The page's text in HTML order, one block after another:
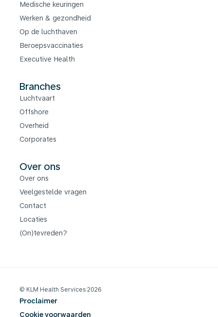
Medische keuringen
Werken & gezondheid
Op de luchthaven
Beroepsvaccinaties
Executive Health
Branches
Luchtvaart
Offshore
Overheid
Corporates
Over ons
Over ons
Veelgestelde vragen
Contact
Locaties
(On)tevreden?
© KLM Health Services 2026
Proclaimer
Cookie voorwaarden